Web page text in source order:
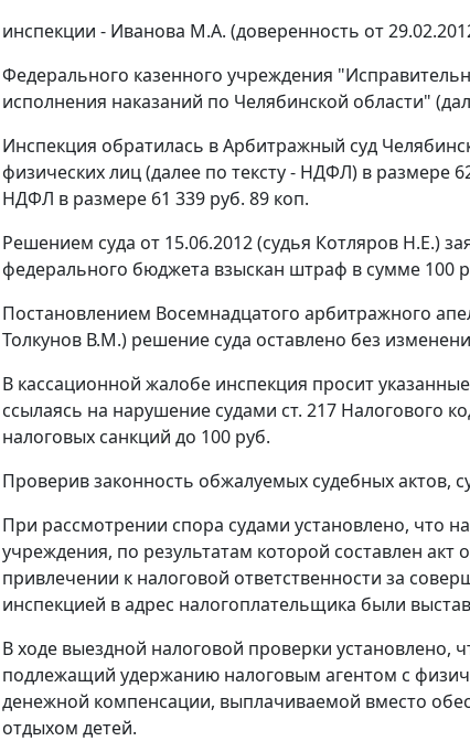
инспекции - Иванова М.А. (доверенность от
Федерального казенного учреждения
исполнения наказаний по Челябинской области"
Инспекция обратилась в Арбитражный суд
физических лиц (далее по тексту - НДФЛ) в размере
НДФЛ в размере 61 339 руб. 89 коп.
Решением суда от 15.06.2012 (судья Котляров Н.Е.)
федерального бюджета взыскан штраф в сумме 100
Постановлением Восемнадцатого арбитражного
Толкунов В.М.) решение суда оставлено без
В кассационной жалобе инспекция просит
ссылаясь на нарушение судами ст. 217 Налогового
налоговых санкций до 100 руб.
Проверив законность обжалуемых судебных актов,
При рассмотрении спора судами установлено, что
учреждения, по результатам которой составлен
привлечении к налоговой ответственности за
инспекцией в адрес налогоплательщика были
В ходе выездной налоговой проверки
подлежащий удержанию налоговым агентом с
денежной компенсации, выплачиваемой вместо
отдыхом детей.